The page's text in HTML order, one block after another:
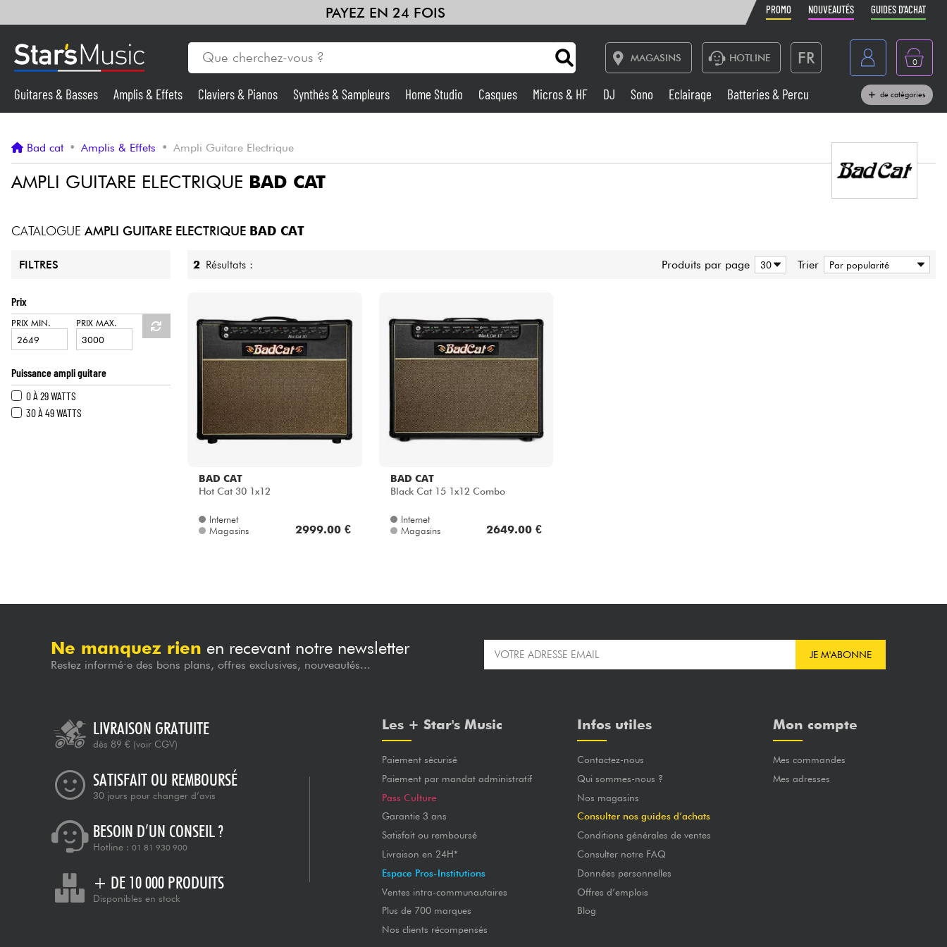
PAYEZ EN 24 FOIS PROMO NOUVEAUTÉS GUIDES D'ACHAT
MAGASINS HOTLINE FR
Belgique
België
0
Synthés & Sampleurs Home Studio Casques
HiFi Packs
Voir nos marques
Guitares & Basses Amplis & Effets Claviers & Pianos Synthés & Sampleurs Home Studio Casques Micros & HF DJ Sono Eclairage
Batteries & Percu
de catégories
Bad cat • Amplis & Effets • Ampli Guitare Electrique
AMPLI GUITARE ELECTRIQUE BAD CAT
CATALOGUE AMPLI GUITARE ELECTRIQUE BAD CAT
FILTRES
Prix
PRIX MIN. PRIX MAX.
Puissance ampli guitare
0 À 29 WATTS
30 À 49 WATTS
2 Résultats : Produits par page Trier
BAD CAT
Hot Cat 30 1x12
Internet
Magasins
2999.00 €
BAD CAT
Black Cat 15 1x12 Combo
Internet
Magasins
2649.00 €
Ne manquez rien en recevant notre newsletter
Restez informé·e des bons plans, offres exclusives, nouveautés...
JE M'ABONNE
LIVRAISON GRATUITE
dès 89 € (voir CGV)
SATISFAIT OU REMBOURSÉ
30 jours pour changer d’avis
BESOIN D’UN CONSEIL ?
Hotline : 01 81 930 900
+ DE 10 000 PRODUITS
Disponibles en stock
Les + Star's Music
Paiement sécurisé
Paiement par mandat administratif
Pass Culture
Garantie 3 ans
Satisfait ou remboursé
Livraison en 24H*
Espace Pros-Institutions
Ventes intra-communautaires
Plus de 700 marques
Nos clients récompensés
Infos utiles
Contactez-nous
Qui sommes-nous ?
Nos magasins
Consulter nos guides d’achats
Conditions générales de ventes
Consulter notre FAQ
Données personnelles
Offres d’emplois
Blog
Mon compte
Mes commandes
Mes adresses